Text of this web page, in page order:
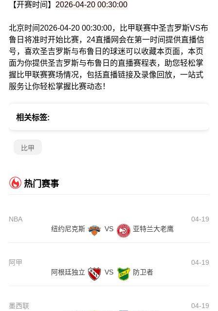
【开赛时间】 2026-04-20 00:30:00
北京时间2026-04-20 00:30:00，比甲联赛中圣吉罗斯VS布
鲁日将准时开始比赛，24直播网会在第一时间提供直播信
号，喜欢圣吉罗斯与布鲁日的球迷可以收藏本页面，本页
面为你提供圣吉罗斯与布鲁日的直播赛程表，助您轻松掌
握比甲联赛赛场情况，包括直播链接及录像回放，一站式
服务让你轻松掌握比赛动态！
相关标签:
比甲
热门赛事
NBA
04-19
纽约尼克斯
VS 亚特兰大老鹰
阿甲
04-19
阿根廷独立
VS 防卫者
墨西联
04-19